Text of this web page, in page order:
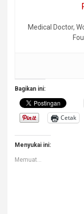
Medical Doctor,
Bagikan ini:
Cetak
Menyukai ini:
Memuat...